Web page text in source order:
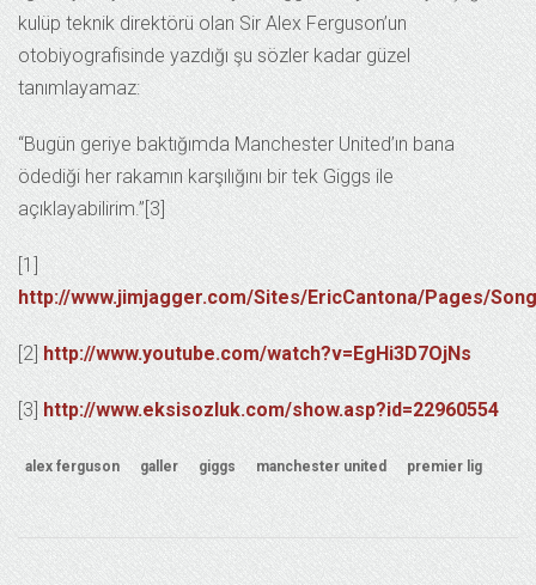
kulüp teknik direktörü olan Sir Alex Ferguson’un
otobiyografisinde yazdığı şu sözler kadar güzel
tanımlayamaz:
“Bugün geriye baktığımda Manchester United’ın bana
ödediği her rakamın karşılığını bir tek Giggs ile
açıklayabilirim.”[3]
[1]
http://www.jimjagger.com/Sites/EricCantona/Pages/
[2] http://www.youtube.com/watch?v=EgHi3D7OjNs
[3] http://www.eksisozluk.com/show.asp?id=22960554
alex ferguson galler giggs manchester united premier lig